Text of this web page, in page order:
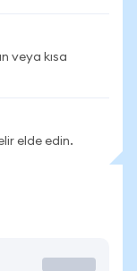
veya kısa
elde edin.